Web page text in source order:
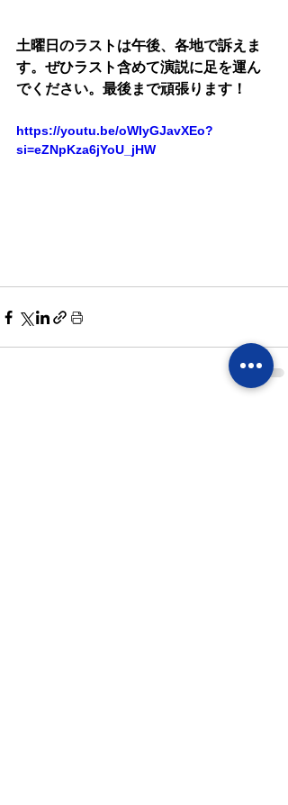
土曜日のラストは午後、各地で訴えま
す。ぜひラスト含めて演説に足を運ん
でください。最後まで頑張ります！
https://youtu.be/oWIyGJavXEo?
si=eZNpKza6jYoU_jHW